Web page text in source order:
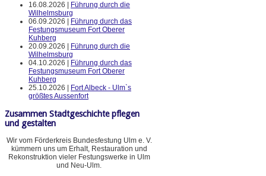
16.08.2026 |
Führung durch die
Wilhelmsburg
06.09.2026 |
Führung durch das
Festungsmuseum Fort Oberer
Kuhberg
20.09.2026 |
Führung durch die
Wilhelmsburg
04.10.2026 |
Führung durch das
Festungsmuseum Fort Oberer
Kuhberg
25.10.2026 |
Fort Albeck - Ulm`s
größtes Aussenfort
Zusammen Stadtgeschichte pflegen
und gestalten
Wir vom Förderkreis Bundesfestung Ulm e. V.
kümmern uns um Erhalt, Restauration und
Rekonstruktion vieler Festungswerke in Ulm
und Neu-Ulm.